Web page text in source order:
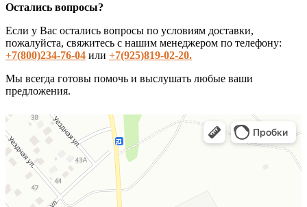
Остались вопросы?
Если у Вас остались вопросы по условиям доставки,
пожалуйста, свяжитесь с нашим менеджером по телефону:
+7(800)234-76-04 или +7(925)819-02-20.
Мы всегда готовы помочь и выслушать любые ваши
предложения.